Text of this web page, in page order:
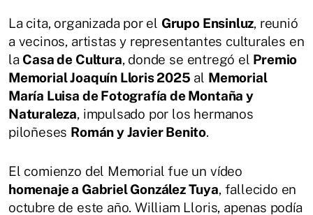
La cita, organizada por el Grupo Ensinluz, reunió
a vecinos, artistas y representantes culturales en
la Casa de Cultura, donde se entregó el Premio
Memorial Joaquín Lloris 2025 al Memorial
María Luisa de Fotografía de Montaña y
Naturaleza, impulsado por los hermanos
piloñeses Román y Javier Benito.
El comienzo del Memorial fue un vídeo
homenaje a Gabriel González Tuya, fallecido en
octubre de este año. William Lloris, apenas podía